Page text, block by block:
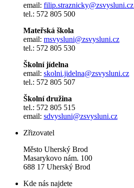
email: filip.straznicky@zsvysluni.cz
tel.: 572 805 500
Mateřská škola
email: msvysluni@zsvysluni.cz
tel.: 572 805 530
Školní jídelna
email: skolni.jidelna@zsvysluni.cz
tel.: 572 805 507
Školní družina
tel.: 572 805 515
email: sdvysluni@zsvysluni.cz
Zřizovatel
Město Uherský Brod
Masarykovo nám. 100
688 17 Uherský Brod
Kde nás najdete